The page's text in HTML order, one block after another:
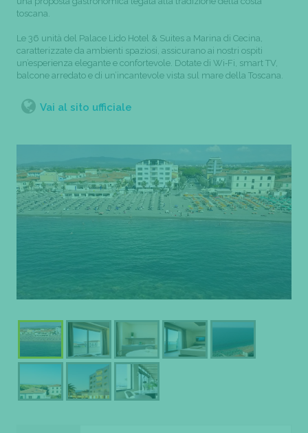
toscana.
Le 36 unità del Palace Lido Hotel & Suites a Marina di Cecina,
caratterizzate da ambienti spaziosi, assicurano ai nostri ospiti
un’esperienza elegante e confortevole. Dotate di Wi‑Fi, smart TV,
balcone arredato e di un’incantevole vista sul mare della Toscana.
Vai al sito ufficiale